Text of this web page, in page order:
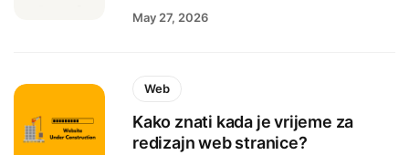
May 27, 2026
Web
Kako znati kada je vrijeme za
redizajn web stranice?